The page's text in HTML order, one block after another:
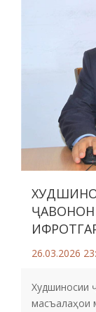
26.03.2026
Худшиносии
масъалаҳои